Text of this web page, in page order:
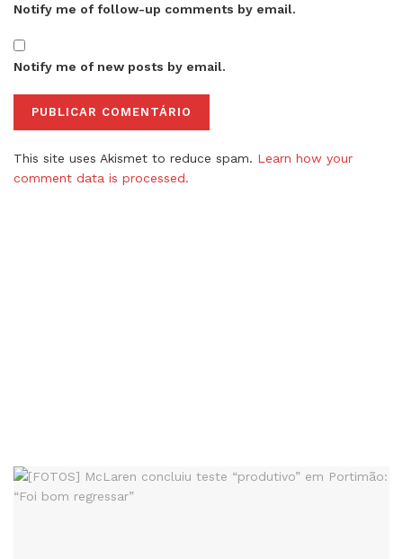
Notify me of follow-up comments by email.
Notify me of new posts by email.
This site uses Akismet to reduce spam. Learn how your
comment data is processed.